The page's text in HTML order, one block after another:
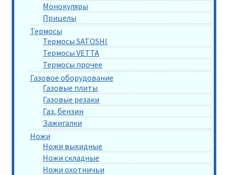
Монокуляры
Прицелы
Термосы
Термосы SATOSHI
Термосы VETTA
Термосы прочее
Газовое оборудование
Газовые плиты
Газовые резаки
Газ, бензин
Зажигалки
Ножи
Ножи выкидные
Ножи складные
Ножи охотничьи